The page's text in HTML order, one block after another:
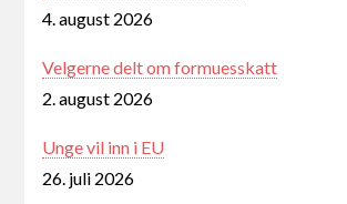
4. august 2026
Velgerne delt om formuesskatt
2. august 2026
Unge vil inn i EU
26. juli 2026